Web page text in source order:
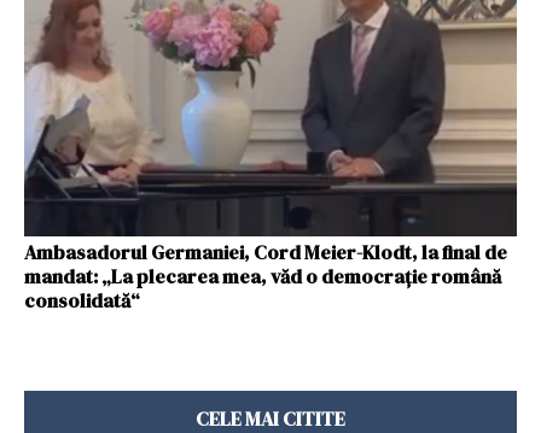
Ambasadorul Germaniei, Cord Meier-Klodt, la final de
mandat: „La plecarea mea, văd o democraţie română
consolidată“
CELE MAI CITITE